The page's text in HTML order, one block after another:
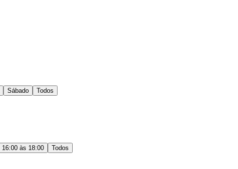
Sábado Todos
16:00 às 18:00 Todos